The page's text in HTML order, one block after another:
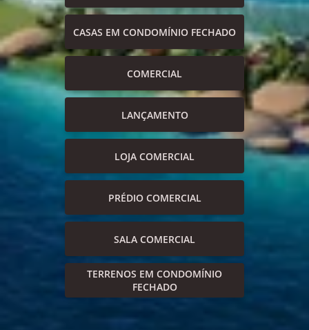
CASAS EM CONDOMÍNIO FECHADO
COMERCIAL
LANÇAMENTO
LOJA COMERCIAL
PRÉDIO COMERCIAL
SALA COMERCIAL
TERRENOS EM CONDOMÍNIO
FECHADO